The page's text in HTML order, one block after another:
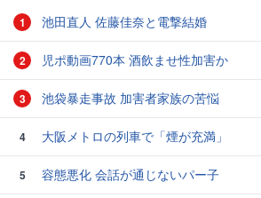
1 池田直人 佐藤佳奈と電撃結婚
2 児ポ動画770本 酒飲ませ性加害か
3 池袋暴走事故 加害者家族の苦悩
4 大阪メトロの列車で「煙が充満」
5
容態悪化 会話が通じないパー子